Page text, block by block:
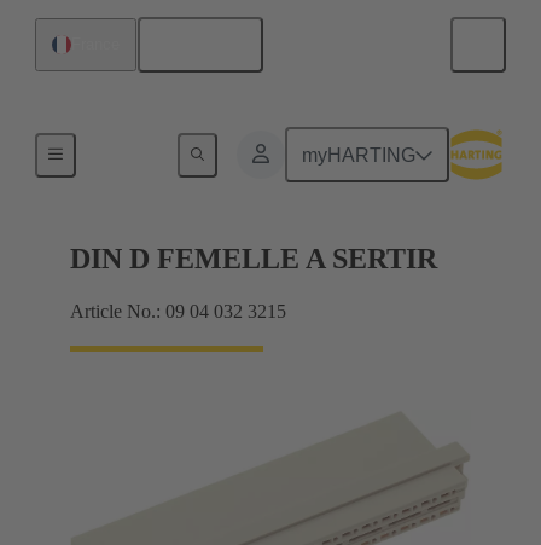
myHARTING
DIN D FEMELLE A SERTIR
Article No.: 09 04 032 3215